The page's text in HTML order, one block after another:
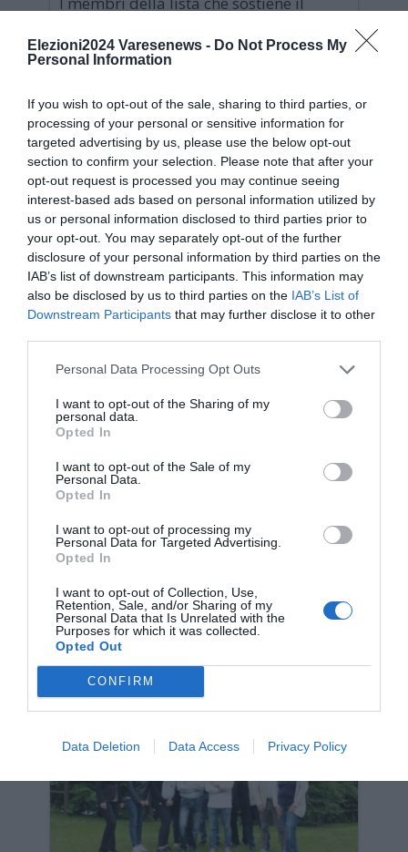
Elezioni2024 Varesenews - Do Not Process My
Personal Information
If you wish to opt-out of the sale, sharing to third parties, or
processing of your personal or sensitive information for
targeted advertising by us, please use the below opt-out
section to confirm your selection. Please note that after your
opt-out request is processed you may continue seeing
interest-based ads based on personal information utilized by
us or personal information disclosed to third parties prior to
your opt-out. You may separately opt-out of the further
disclosure of your personal information by third parties on the
IAB’s list of downstream participants. This information may
also be disclosed by us to third parties on the IAB’s List of
Downstream Participants that may further disclose it to other
Personal Data Processing Opt Outs
I want to opt-out of the Sharing of my
personal data.
Opted In
I want to opt-out of the Sale of my
Personal Data.
Opted In
I want to opt-out of processing my
Personal Data for Targeted Advertising.
Opted In
I want to opt-out of Collection, Use,
Retention, Sale, and/or Sharing of my
Personal Data that Is Unrelated with the
Purposes for which it was collected.
Opted Out
CONFIRM
Data Deletion Data Access Privacy Policy
hanno illustrato il progetto con cui si
amministrative
Comabbio Civica incontra i
24 Maggio 2024 Elezioni Comunali
Durante la presentazione, i candidati
hanno illustrato il proprio programma
che punta a valorizzare le
caratteristiche del paese